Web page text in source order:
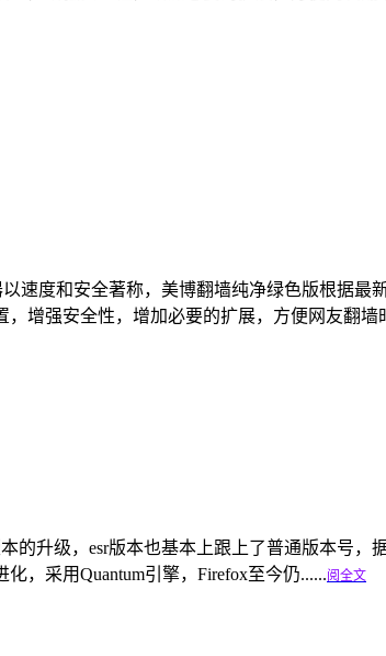
以速度和安全著称，美博翻墙纯净绿色版根据
增强安全性，增加必要的扩展，方便网友翻墙
的升级，esr版本也基本上跟上了普通版本号，
，采用Quantum引擎，Firefox至今仍......阅全文